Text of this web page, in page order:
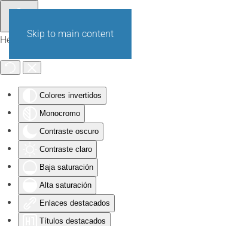
Herramientas de Accesibilidad
Colores invertidos
Monocromo
Contraste oscuro
Contraste claro
Baja saturación
Alta saturación
Enlaces destacados
Títulos destacados
Skip to main content